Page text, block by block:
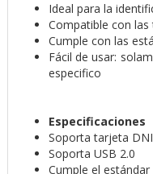
Ideal para la
Compatible con
Cumple con las
Fácil de usar:
especifico
Especificaciones
Soporta tarjeta
Soporta USB 2.0
Cumple el estándar